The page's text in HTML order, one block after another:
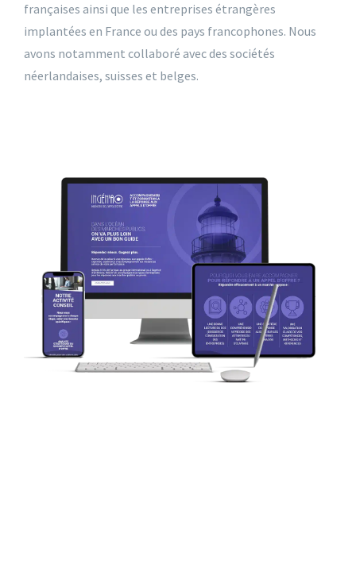
françaises ainsi que les entreprises étrangères
implantées en France ou des pays francophones. Nous
avons notamment collaboré avec des sociétés
néerlandaises, suisses et belges.